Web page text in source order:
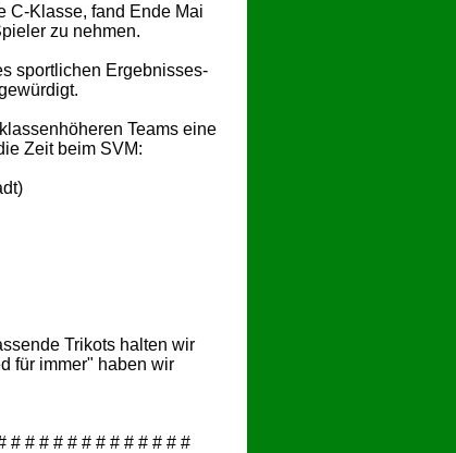
C-Klasse, fand Ende Mai
zu nehmen.
sportlichen Ergebnisses-
Teams eine
Zeit beim SVM:
Trikots halten wir
für immer" haben wir
# # # # # # # # # # # # #